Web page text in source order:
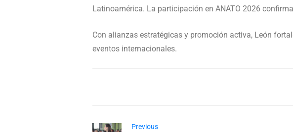
Latinoamérica. La participación en ANATO 2026
Con alianzas estratégicas y promoción activa, León
eventos internacionales.
Previous